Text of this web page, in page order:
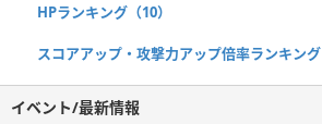
HPランキング（10）
スコアアップ・攻撃力アップ倍率ランキング
イベント/最新情報